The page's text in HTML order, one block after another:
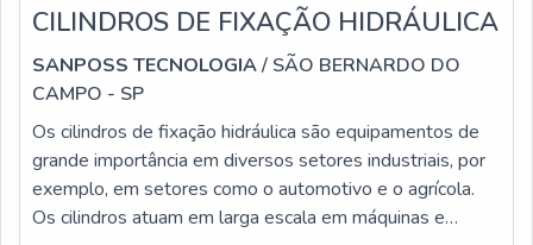
CILINDROS DE FIXAÇÃO HIDRÁULICA
SANPOSS TECNOLOGIA/ SÃO BERNARDO DO
CAMPO - SP
Os cilindros de fixação hidráulica são equipamentos de
grande importância em diversos setores industriais, por
exemplo, em setores como o automotivo e o agrícola.
Os cilindros atuam em larga escala em máquinas e